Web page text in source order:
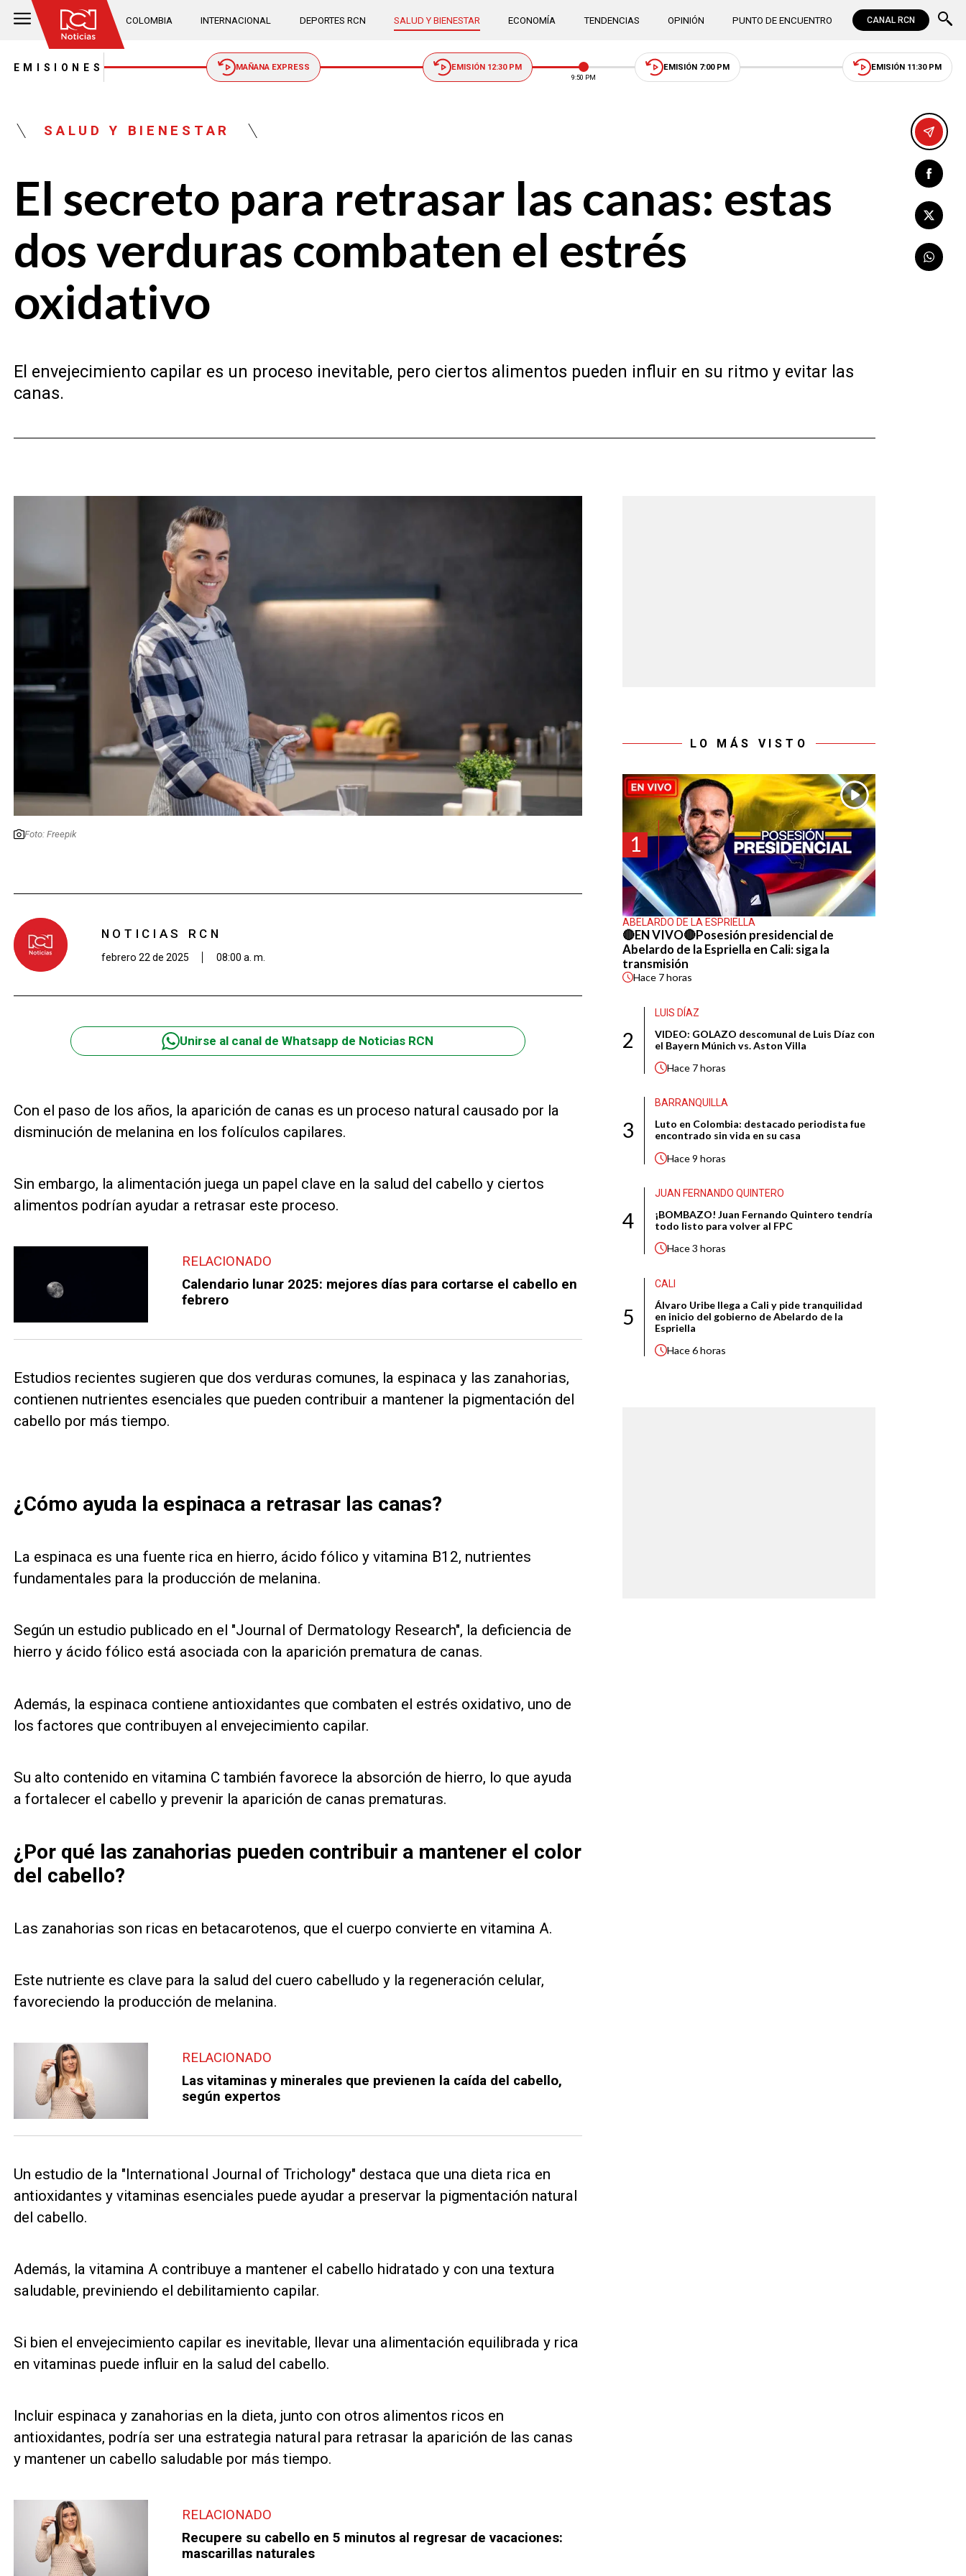
COLOMBIA INTERNACIONAL DEPORTES RCN SALUD Y BIENESTAR ECONOMÍA TENDENCIAS OPINIÓN PUNTO DE ENCUENTRO CANAL RCN
EMISIONES MAÑANA EXPRESS EMISIÓN 12:30 PM
9:50 PM
EMISIÓN 7:00 PM EMISIÓN 11:30 PM
SALUD Y BIENESTAR
El secreto para retrasar las canas: estas
dos verduras combaten el estrés
oxidativo
El envejecimiento capilar es un proceso inevitable, pero ciertos alimentos pueden influir en su ritmo y evitar las
canas.
Foto: Freepik
NOTICIAS RCN
febrero 22 de 2025 08:00 a. m.
Unirse al canal de Whatsapp de Noticias RCN
Con el paso de los años, la aparición de canas es un proceso natural causado por la
disminución de melanina en los folículos capilares.
Sin embargo, la alimentación juega un papel clave en la salud del cabello y ciertos
alimentos podrían ayudar a retrasar este proceso.
RELACIONADO
Calendario lunar 2025: mejores días para cortarse el cabello en
febrero
Estudios recientes sugieren que dos verduras comunes, la espinaca y las zanahorias,
contienen nutrientes esenciales que pueden contribuir a mantener la pigmentación del
cabello por más tiempo.
¿Cómo ayuda la espinaca a retrasar las canas?
La espinaca es una fuente rica en hierro, ácido fólico y vitamina B12, nutrientes
fundamentales para la producción de melanina.
Según un estudio publicado en el "Journal of Dermatology Research", la deficiencia de
hierro y ácido fólico está asociada con la aparición prematura de canas.
Además, la espinaca contiene antioxidantes que combaten el estrés oxidativo, uno de
los factores que contribuyen al envejecimiento capilar.
Su alto contenido en vitamina C también favorece la absorción de hierro, lo que ayuda
a fortalecer el cabello y prevenir la aparición de canas prematuras.
¿Por qué las zanahorias pueden contribuir a mantener el color
del cabello?
Las zanahorias son ricas en betacarotenos, que el cuerpo convierte en vitamina A.
Este nutriente es clave para la salud del cuero cabelludo y la regeneración celular,
favoreciendo la producción de melanina.
RELACIONADO
Las vitaminas y minerales que previenen la caída del cabello,
según expertos
Un estudio de la "International Journal of Trichology" destaca que una dieta rica en
antioxidantes y vitaminas esenciales puede ayudar a preservar la pigmentación natural
del cabello.
Además, la vitamina A contribuye a mantener el cabello hidratado y con una textura
saludable, previniendo el debilitamiento capilar.
Si bien el envejecimiento capilar es inevitable, llevar una alimentación equilibrada y rica
en vitaminas puede influir en la salud del cabello.
Incluir espinaca y zanahorias en la dieta, junto con otros alimentos ricos en
antioxidantes, podría ser una estrategia natural para retrasar la aparición de las canas
y mantener un cabello saludable por más tiempo.
RELACIONADO
Recupere su cabello en 5 minutos al regresar de vacaciones:
mascarillas naturales
LO MÁS VISTO
1
ABELARDO DE LA ESPRIELLA
🔴EN VIVO🔴Posesión presidencial de
Abelardo de la Espriella en Cali: siga la
transmisión
Hace 7 horas
2
LUIS DÍAZ
VIDEO: GOLAZO descomunal de Luis Díaz con
el Bayern Múnich vs. Aston Villa
Hace 7 horas
3
BARRANQUILLA
Luto en Colombia: destacado periodista fue
encontrado sin vida en su casa
Hace9 horas
4
JUAN FERNANDO QUINTERO
¡BOMBAZO! Juan Fernando Quintero tendría
todo listo para volver al FPC
Hace3 horas
5
CALI
Álvaro Uribe llega a Cali y pide tranquilidad
en inicio del gobierno de Abelardo de la
Espriella
Hace6 horas